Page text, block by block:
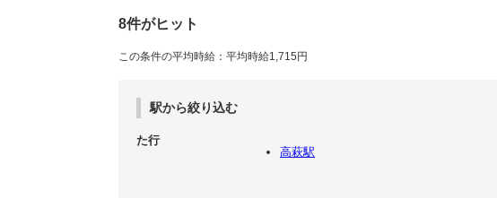
8件がヒット
この条件の平均時給：平均時給1,715円
駅から絞り込む
た行
高萩駅